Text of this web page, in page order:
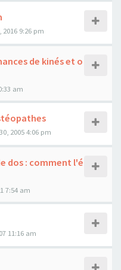
9:26 pm
de kinés et o
am
2005 4:06 pm
dos : comment l'é
7:54 am
11:16 am